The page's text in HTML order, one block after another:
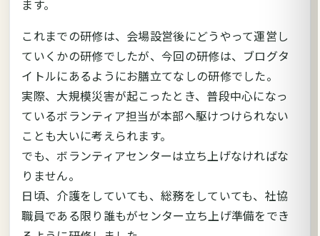
ます。
これまでの研修は、会場設営後にどうやって運営し
ていくかの研修でしたが、今回の研修は、ブログタ
イトルにあるようにお膳立てなしの研修でした。
実際、大規模災害が起こったとき、普段中心になっ
ているボランティア担当が本部へ駆けつけられない
ことも大いに考えられます。
でも、ボランティアセンターは立ち上げなければな
りません。
日頃、介護をしていても、総務をしていても、社協
職員である限り誰もがセンター立ち上げ準備をでき